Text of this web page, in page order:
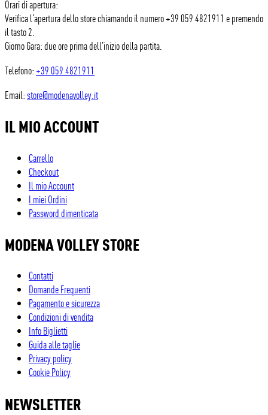
Orari di apertura:
Verifica l’apertura dello store chiamando il numero +39 059 4821911 e premendo
il tasto 2.
Giorno Gara: due ore prima dell’inizio della partita.
Telefono:+39 059 4821911
Email:store@modenavolley.it
IL MIO ACCOUNT
Carrello
Checkout
Il mio Account
I miei Ordini
Password dimenticata
MODENA VOLLEY STORE
Contatti
Domande Frequenti
Pagamento e sicurezza
Condizioni di vendita
Info Biglietti
Guida alle taglie
Privacy policy
Cookie Policy
NEWSLETTER